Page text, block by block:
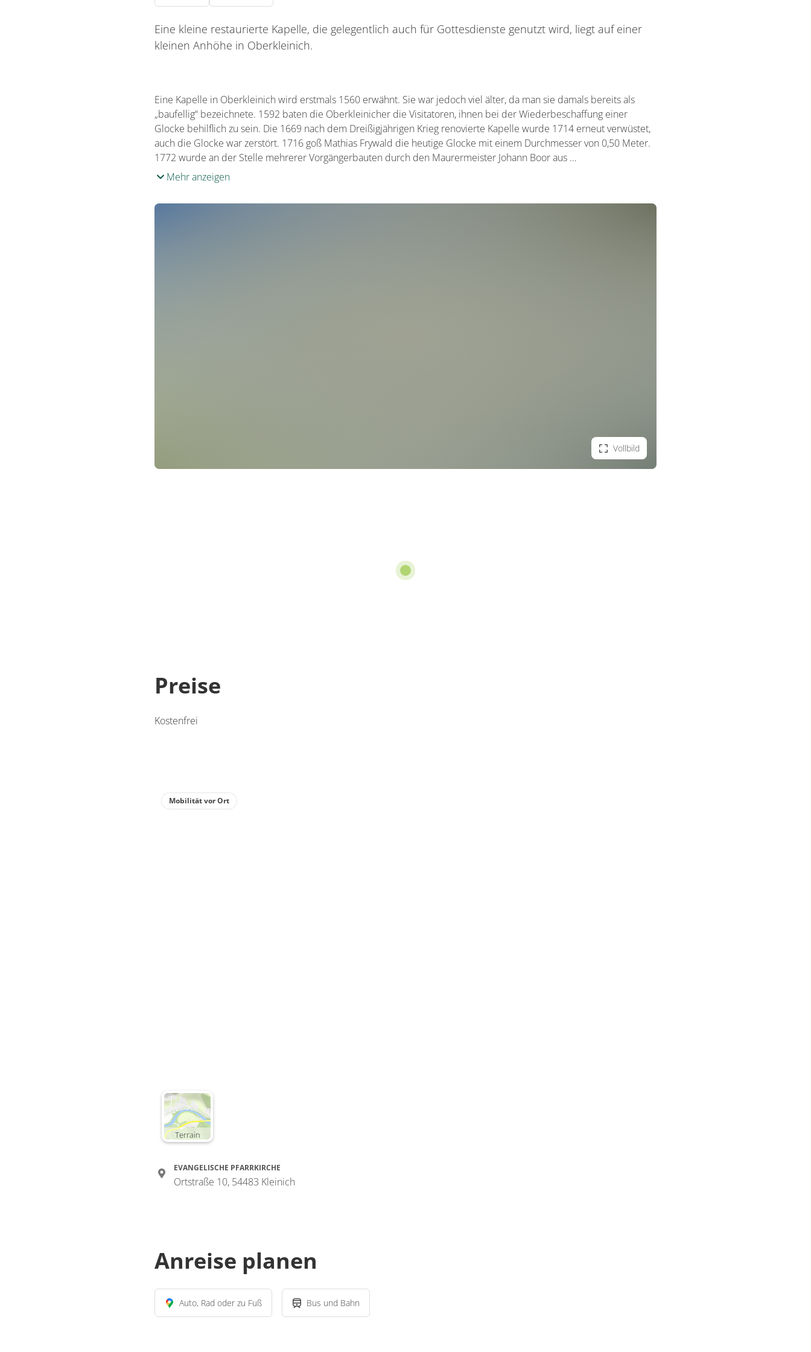
Eine kleine restaurierte Kapelle, die gelegentlich auch für Gottesdienste genutzt wird, liegt auf einer
kleinen Anhöhe in Oberkleinich.
Eine Kapelle in Oberkleinich wird erstmals 1560 erwähnt. Sie war jedoch viel älter, da man sie damals bereits als
„baufellig“ bezeichnete. 1592 baten die Oberkleinicher die Visitatoren, ihnen bei der Wiederbeschaffung einer
Glocke behilflich zu sein. Die 1669 nach dem Dreißigjährigen Krieg renovierte Kapelle wurde 1714 erneut verwüstet,
auch die Glocke war zerstört. 1716 goß Mathias Frywald die heutige Glocke mit einem Durchmesser von 0,50 Meter.
1772 wurde an der Stelle mehrerer Vorgängerbauten durch den Maurermeister Johann Boor aus …
Mehr anzeigen
Vollbild
Preise
Kostenfrei
Terrain
Mobilität vor Ort
EVANGELISCHE PFARRKIRCHE
Ortstraße 10, 54483 Kleinich
Anreise planen
Auto, Rad oder zu Fuß Bus und Bahn